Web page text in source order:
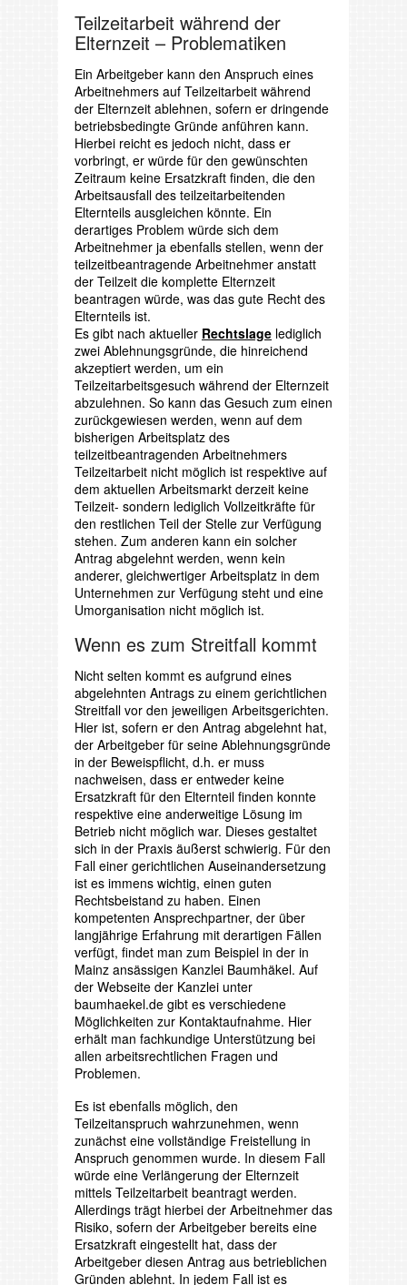
Teilzeitarbeit während der
Elternzeit – Problematiken
Ein Arbeitgeber kann den Anspruch eines
Arbeitnehmers auf Teilzeitarbeit während
der Elternzeit ablehnen, sofern er dringende
betriebsbedingte Gründe anführen kann.
Hierbei reicht es jedoch nicht, dass er
vorbringt, er würde für den gewünschten
Zeitraum keine Ersatzkraft finden, die den
Arbeitsausfall des teilzeitarbeitenden
Elternteils ausgleichen könnte. Ein
derartiges Problem würde sich dem
Arbeitnehmer ja ebenfalls stellen, wenn der
teilzeitbeantragende Arbeitnehmer anstatt
der Teilzeit die komplette Elternzeit
beantragen würde, was das gute Recht des
Elternteils ist.
Es gibt nach aktueller Rechtslage lediglich
zwei Ablehnungsgründe, die hinreichend
akzeptiert werden, um ein
Teilzeitarbeitsgesuch während der Elternzeit
abzulehnen. So kann das Gesuch zum einen
zurückgewiesen werden, wenn auf dem
bisherigen Arbeitsplatz des
teilzeitbeantragenden Arbeitnehmers
Teilzeitarbeit nicht möglich ist respektive auf
dem aktuellen Arbeitsmarkt derzeit keine
Teilzeit- sondern lediglich Vollzeitkräfte für
den restlichen Teil der Stelle zur Verfügung
stehen. Zum anderen kann ein solcher
Antrag abgelehnt werden, wenn kein
anderer, gleichwertiger Arbeitsplatz in dem
Unternehmen zur Verfügung steht und eine
Umorganisation nicht möglich ist.
Wenn es zum Streitfall kommt
Nicht selten kommt es aufgrund eines
abgelehnten Antrags zu einem gerichtlichen
Streitfall vor den jeweiligen Arbeitsgerichten.
Hier ist, sofern er den Antrag abgelehnt hat,
der Arbeitgeber für seine Ablehnungsgründe
in der Beweispflicht, d.h. er muss
nachweisen, dass er entweder keine
Ersatzkraft für den Elternteil finden konnte
respektive eine anderweitige Lösung im
Betrieb nicht möglich war. Dieses gestaltet
sich in der Praxis äußerst schwierig. Für den
Fall einer gerichtlichen Auseinandersetzung
ist es immens wichtig, einen guten
Rechtsbeistand zu haben. Einen
kompetenten Ansprechpartner, der über
langjährige Erfahrung mit derartigen Fällen
verfügt, findet man zum Beispiel in der in
Mainz ansässigen Kanzlei Baumhäkel. Auf
der Webseite der Kanzlei unter
baumhaekel.de gibt es verschiedene
Möglichkeiten zur Kontaktaufnahme. Hier
erhält man fachkundige Unterstützung bei
allen arbeitsrechtlichen Fragen und
Problemen.
Es ist ebenfalls möglich, den
Teilzeitanspruch wahrzunehmen, wenn
zunächst eine vollständige Freistellung in
Anspruch genommen wurde. In diesem Fall
würde eine Verlängerung der Elternzeit
mittels Teilzeitarbeit beantragt werden.
Allerdings trägt hierbei der Arbeitnehmer das
Risiko, sofern der Arbeitgeber bereits eine
Ersatzkraft eingestellt hat, dass der
Arbeitgeber diesen Antrag aus betrieblichen
Gründen ablehnt. In jedem Fall ist es